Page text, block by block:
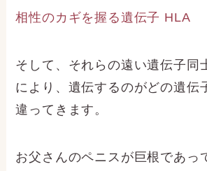
相性のカギを握る遺伝子 HLA
そして、それらの遠い遺伝子同
により、遺伝するのがどの遺伝
違ってきます。
お父さんのペニスが巨根であっ